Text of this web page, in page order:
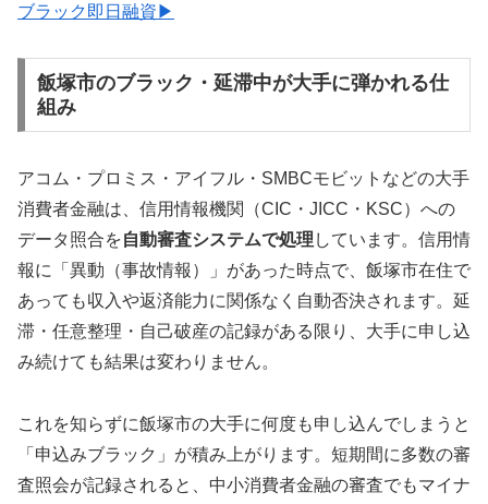
ブラック即日融資▶
飯塚市のブラック・延滞中が大手に弾かれる仕
組み
アコム・プロミス・アイフル・SMBCモビットなどの大手
消費者金融は、信用情報機関（CIC・JICC・KSC）への
データ照合を自動審査システムで処理 しています。信用情
報に「異動（事故情報）」があった時点で、飯塚市在住で
あっても収入や返済能力に関係なく自動否決されます。延
滞・任意整理・自己破産の記録がある限り、大手に申し込
み続けても結果は変わりません。
これを知らずに飯塚市の大手に何度も申し込んでしまうと
「申込みブラック」が積み上がります。短期間に多数の審
査照会が記録されると、中小消費者金融の審査でもマイナ